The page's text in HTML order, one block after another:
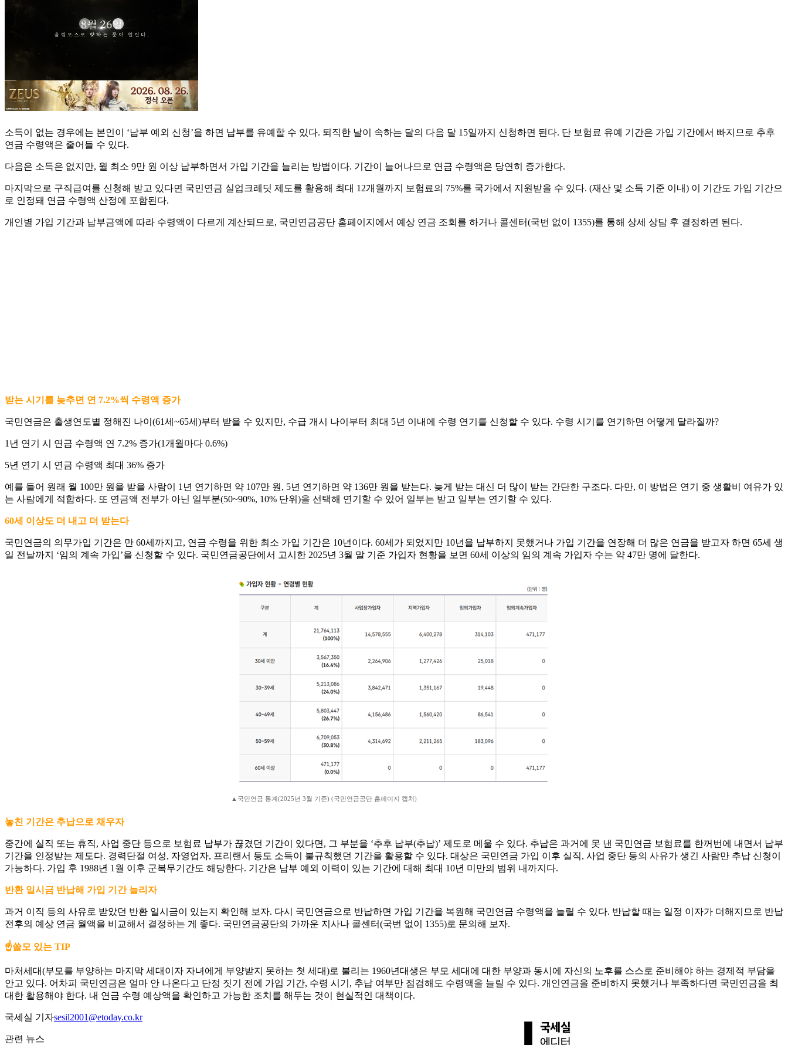
소득이 없는 경우에는 본인이 ‘납부 예외 신청’을 하면 납부를 유예할 수 있다. 퇴직한 날이 속하는 달의 다음 달 15일까지 신청하면 된다. 단 보험료 유예 기간은 가입 기간에서 빠지므로 추후
연금 수령액은 줄어들 수 있다.
다음은 소득은 없지만, 월 최소 9만 원 이상 납부하면서 가입 기간을 늘리는 방법이다. 기간이 늘어나므로 연금 수령액은 당연히 증가한다.
마지막으로 구직급여를 신청해 받고 있다면 국민연금 실업크레딧 제도를 활용해 최대 12개월까지 보험료의 75%를 국가에서 지원받을 수 있다. (재산 및 소득 기준 이내) 이 기간도 가입 기간으
로 인정돼 연금 수령액 산정에 포함된다.
개인별 가입 기간과 납부금액에 따라 수령액이 다르게 계산되므로, 국민연금공단 홈페이지에서 예상 연금 조회를 하거나 콜센터(국번 없이 1355)를 통해 상세 상담 후 결정하면 된다.
받는 시기를 늦추면 연 7.2%씩 수령액 증가
국민연금은 출생연도별 정해진 나이(61세~65세)부터 받을 수 있지만, 수급 개시 나이부터 최대 5년 이내에 수령 연기를 신청할 수 있다. 수령 시기를 연기하면 어떻게 달라질까?
1년 연기 시 연금 수령액 연 7.2% 증가(1개월마다 0.6%)
5년 연기 시 연금 수령액 최대 36% 증가
예를 들어 원래 월 100만 원을 받을 사람이 1년 연기하면 약 107만 원, 5년 연기하면 약 136만 원을 받는다. 늦게 받는 대신 더 많이 받는 간단한 구조다. 다만, 이 방법은 연기 중 생활비 여유가 있
는 사람에게 적합하다. 또 연금액 전부가 아닌 일부분(50~90%, 10% 단위)을 선택해 연기할 수 있어 일부는 받고 일부는 연기할 수 있다.
60세 이상도 더 내고 더 받는다
국민연금의 의무가입 기간은 만 60세까지고, 연금 수령을 위한 최소 가입 기간은 10년이다. 60세가 되었지만 10년을 납부하지 못했거나 가입 기간을 연장해 더 많은 연금을 받고자 하면 65세 생
일 전날까지 ‘임의 계속 가입’을 신청할 수 있다. 국민연금공단에서 고시한 2025년 3월 말 기준 가입자 현황을 보면 60세 이상의 임의 계속 가입자 수는 약 47만 명에 달한다.
▲국민연금 통계(2025년 3월 기준) (국민연금공단 홈페이지 캡처)
놓친 기간은 추납으로 채우자
중간에 실직 또는 휴직, 사업 중단 등으로 보험료 납부가 끊겼던 기간이 있다면, 그 부분을 ‘추후 납부(추납)’ 제도로 메울 수 있다. 추납은 과거에 못 낸 국민연금 보험료를 한꺼번에 내면서 납부
기간을 인정받는 제도다. 경력단절 여성, 자영업자, 프리랜서 등도 소득이 불규칙했던 기간을 활용할 수 있다. 대상은 국민연금 가입 이후 실직, 사업 중단 등의 사유가 생긴 사람만 추납 신청이
가능하다. 가입 후 1988년 1월 이후 군복무기간도 해당한다. 기간은 납부 예외 이력이 있는 기간에 대해 최대 10년 미만의 범위 내까지다.
반환 일시금 반납해 가입 기간 늘리자
과거 이직 등의 사유로 받았던 반환 일시금이 있는지 확인해 보자. 다시 국민연금으로 반납하면 가입 기간을 복원해 국민연금 수령액을 늘릴 수 있다. 반납할 때는 일정 이자가 더해지므로 반납
전후의 예상 연금 월액을 비교해서 결정하는 게 좋다. 국민연금공단의 가까운 지사나 콜센터(국번 없이 1355)로 문의해 보자.
☝️쓸모 있는 TIP
마처세대(부모를 부양하는 마지막 세대이자 자녀에게 부양받지 못하는 첫 세대)로 불리는 1960년대생은 부모 세대에 대한 부양과 동시에 자신의 노후를 스스로 준비해야 하는 경제적 부담을
안고 있다. 어차피 국민연금은 얼마 안 나온다고 단정 짓기 전에 가입 기간, 수령 시기, 추납 여부만 점검해도 수령액을 늘릴 수 있다. 개인연금을 준비하지 못했거나 부족하다면 국민연금을 최
대한 활용해야 한다. 내 연금 수령 예상액을 확인하고 가능한 조치를 해두는 것이 현실적인 대책이다.
국세실 기자sesil2001@etoday.co.kr
관련 뉴스